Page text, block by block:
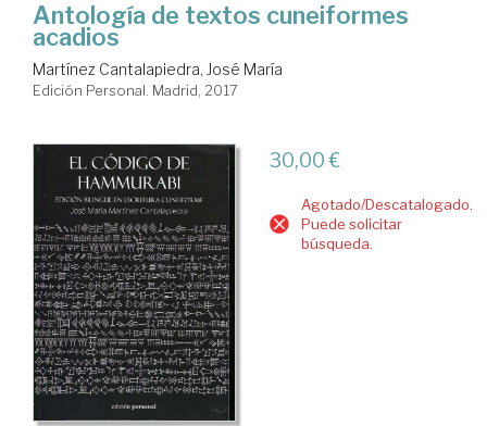
Antología de textos cuneiformes
acadios
Martínez Cantalapiedra, José María
Edición Personal. Madrid, 2017
30,00 €
Agotado/Descatalogado.
Puede solicitar
búsqueda.